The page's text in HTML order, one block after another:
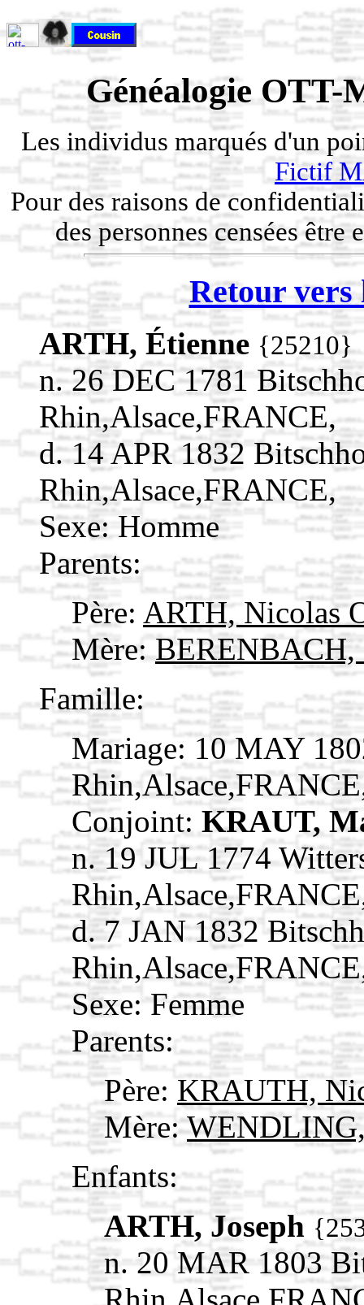
Généalogie OTT-
Les individus marqués d'un
Fictif
Pour des raisons de
des personnes censées
Retour vers
ARTH, Étienne {25210}
n. 26 DEC 1781
Rhin,Alsace,FRANCE,
d. 14 APR 1832
Rhin,Alsace,FRANCE,
Sexe: Homme
Parents:
Père: ARTH, Nicolas
Mère:
Famille:
Mariage: 10 MAY
Conjoint: KRAUT,
n. 19 JUL 1774
d. 7 JAN 1832
Sexe: Femme
Parents:
Père: KRAUTH,
Mère:
Enfants:
ARTH, Joseph
n. 20 MAR 1803